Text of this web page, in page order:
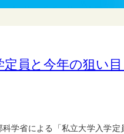
定員と今年の狙い
学省による「私立大学入学